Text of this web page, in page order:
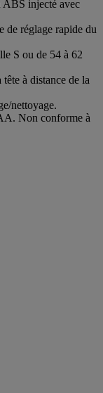
ABS injecté avec
de réglage rapide du
S ou de 54 à 62
à distance de la
nettoyage.
Non conforme à